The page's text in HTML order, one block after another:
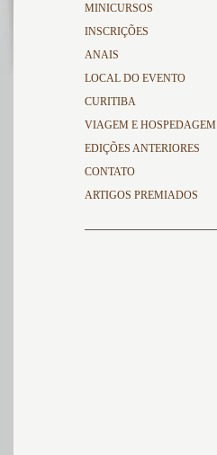
MINICURSOS
INSCRIÇÕES
ANAIS
LOCAL DO EVENTO
CURITIBA
VIAGEM E HOSPEDAGEM
EDIÇÕES ANTERIORES
CONTATO
ARTIGOS PREMIADOS